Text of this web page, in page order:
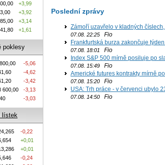
Poslední zprávy
Zámoří uzavřelo v kladných
07.08. 22:25 Fio
Frankfurtská burza zakončuje
07.08. 18:01
Fio
Index S&P 500 mírně posiluje po
07.08. 15:49 Fio
Americké futures kontrakty mírně
07.08. 15:20 Fio
USA: Trh práce - v červenci ubylo
07.08. 14:50 Fio
+3,99
+3,92
+3,14
+1,61
poklesy
-5,06
-4,62
-3,42
600,00
-3,13
-3,03
lístek
-0,22
+0,01
+0,01
-0,24